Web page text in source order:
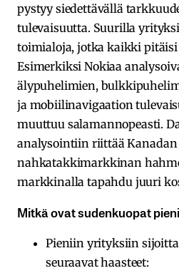
pystyy siedettävällä
tulevaisuutta. Suurilla
toimialoja, jotka kaikki
Esimerkiksi Nokiaa
älypuhelimien,
ja mobiilinavigaation
muuttuu salamannopeasti.
analysointiin riittää Kanadan
nahkatakkimarkkinan
markkinalla tapahdu juuri
Mitkä ovat sudenkuopat
Pieniin yrityksiin
seuraavat haasteet: